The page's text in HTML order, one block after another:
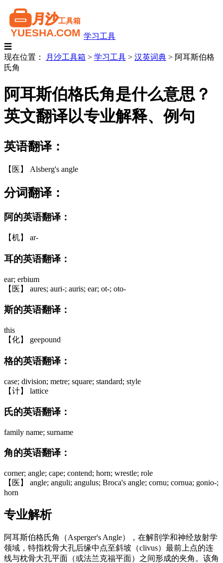
学习工具
☰
现在位置：
月沙工具箱 > 学习工具 > 汉英词典 > 阿耳斯伯格
氏角
阿耳斯伯格氏角是什么意思？
英文翻译以专业解释、例句
英语翻译：
【医】 Alsberg's angle
分词翻译：
阿的英语翻译：
【机】 ar-
耳的英语翻译：
ear; erbium
【医】 aures; auri-; auris; ear; ot-; oto-
斯的英语翻译：
this
【化】 geepound
格的英语翻译：
case; division; metre; square; standard; style
【计】 lattice
氏的英语翻译：
family name; surname
角的英语翻译：
corner; angle; cape; contend; horn; wrestle; role
【医】 angle; anguli; angulus; Broca's angle; cornu; cornua; gonio-;
horn
专业解析
阿耳斯伯格氏角（Asperger's Angle），在解剖学和神经放射学
领域，特指枕骨大孔后缘中点至斜坡（clivus）最前上点的连
线与枕骨大孔平面（或法兰克福平面）之间形成的夹角。该角